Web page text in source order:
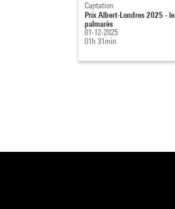
Captation
Prix Albert-Londres 2025 - le
palmarès
01-12-2025
01h 31min